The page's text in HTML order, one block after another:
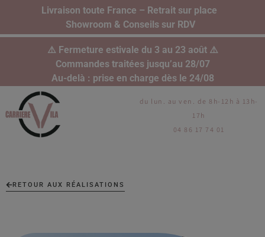
Livraison toute France – Retrait sur place
Showroom & Conseils sur RDV
⚠️ Fermeture estivale du 3 au 23 août ⚠️
Commandes traitées jusqu’au 28/07
Au-delà : prise en charge dès le 24/08
du lun. au ven. de 8h-12h à 13h-
17h
04 86 17 74 01
RETOUR AUX RÉALISATIONS